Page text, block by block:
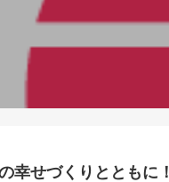
幸せづくりとともに！